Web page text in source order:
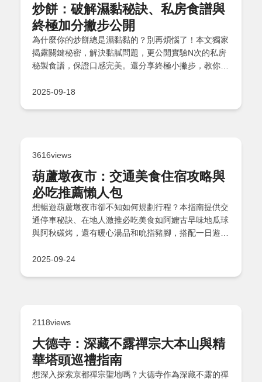
炒餅：破解濕黏秘訣、私房食譜與
終極加分撇步公開
為什麼你的炒餅總是濕黏黏的？別再煩惱了！本文獨家
揭露關鍵秘密，解決黏膩問題，更公開實驗N次的私房
秘製食譜，保證口感完美。還分享終極小撇步，教你如
手老手都能輕鬆掌握餐廳級技巧，一次搞定所有疑問！
2025-09-18
3616views
葫蘆墩夜市：交通美食住宿攻略與
必吃推薦懶人包
想暢遊葫蘆墩夜市卻不知如何規劃行程？本指南提供交
通停車秘訣、在地人激推必吃美食如阿嬤古早味地瓜球
與阿秋碳烤，還有暖心湯品和吮指豬腳，搭配一日遊路
任何經典小吃！
2025-09-24
2118views
大德寺：深藏不露禪宗大本山與精
華塔頭巡禮指南
想深入探索京都禪宗聖地嗎？大德寺作為深藏不露的禪